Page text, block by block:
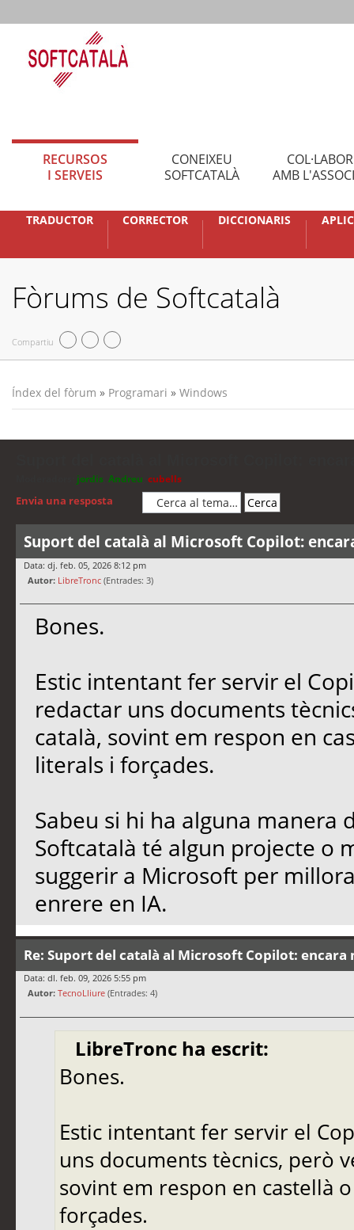
RECURSOS
I SERVEIS
CONEIXEU
SOFTCATALÀ
AMB
TRADUCTOR CORRECTOR DICCIONARIS
Fòrums de Softcatalà
Compartiu
Índex del fòrum » Programari » Windows
jordis Andreu cubells
Envia una resposta
Suport del català al Microsoft Copilot:
Data: dj. feb. 05, 2026 8:12 pm
Autor: LibreTronc (Entrades: 3)
Bones.
Estic intentant fer servir el
redactar uns documents
català, sovint em respon en
literals i forçades.
Sabeu si hi ha alguna manera
Softcatalà té algun projecte o
suggerir a Microsoft per
enrere en IA.
Re: Suport del català al Microsoft Copilot:
Data: dl. feb. 09, 2026 5:55 pm
Autor: TecnoLliure (Entrades: 4)
LibreTronc ha escrit:
Bones.
Estic intentant fer servir el
uns documents tècnics, però
sovint em respon en castellà
forçades.